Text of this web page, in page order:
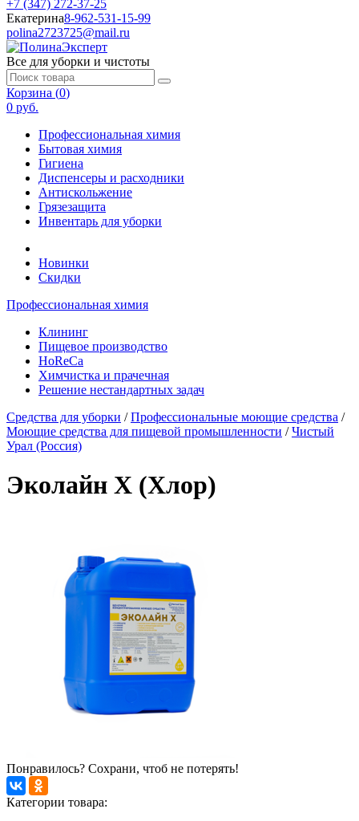
+7 (347) 272-37-25
Екатерина8-962-531-15-99
polina2723725@mail.ru
Все для уборки и чистоты
Корзина (0)
0 руб.
Профессиональная химия
Бытовая химия
Гигиена
Диспенсеры и расходники
Антискольжение
Грязезащита
Инвентарь для уборки
Новинки
Скидки
Профессиональная химия
Клининг
Пищевое производство
HoReCa
Химчистка и прачечная
Решение нестандартных задач
Средства для уборки /Профессиональные моющие средства /
Моющие средства для пищевой промышленности /Чистый
Урал (Россия)
Эколайн Х (Хлор)
Понравилось? Сохрани, чтоб не потерять!
Категории товара: